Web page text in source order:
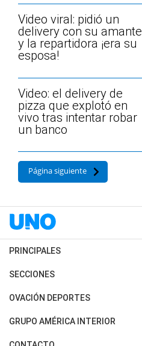
Video viral: pidió un
delivery con su amante
y la repartidora ¡era su
esposa!
Video: el delivery de
pizza que explotó en
vivo tras intentar robar
un banco
Página siguiente
PRINCIPALES
Últimas Noticias
Política
SECCIONES
Horóscopo
Motores
OVACIÓN DEPORTES
Fútbol
Mundial
GRUPO AMÉRICA INTERIOR